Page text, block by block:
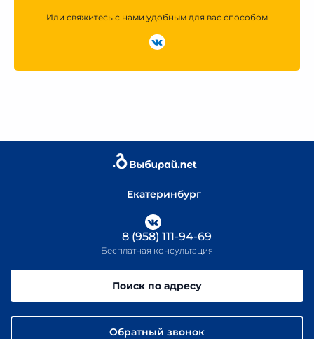
Или свяжитесь с нами удобным для вас способом
Екатеринбург
8 (958) 111-94-69
Бесплатная консультация
Поиск по адресу
Обратный звонок